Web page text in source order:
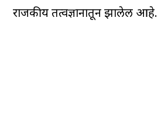
राजकीय तत्वज्ञानातून झालेली आहे.